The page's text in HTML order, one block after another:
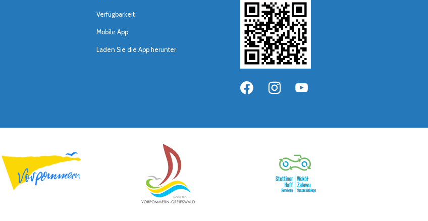
Verfügbarkeit
Mobile App
Laden Sie die App herunter